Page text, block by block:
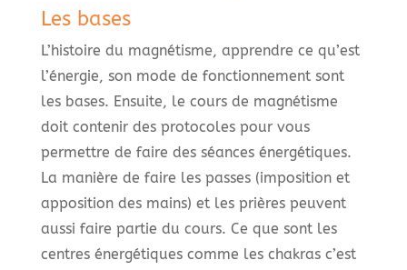
Les bases
L’histoire du magnétisme, apprendre ce qu’est
l’énergie, son mode de fonctionnement sont
les bases. Ensuite, le cours de magnétisme
doit contenir des protocoles pour vous
permettre de faire des séances énergétiques.
La manière de faire les passes (imposition et
apposition des mains) et les prières peuvent
aussi faire partie du cours. Ce que sont les
centres énergétiques comme les chakras c’est